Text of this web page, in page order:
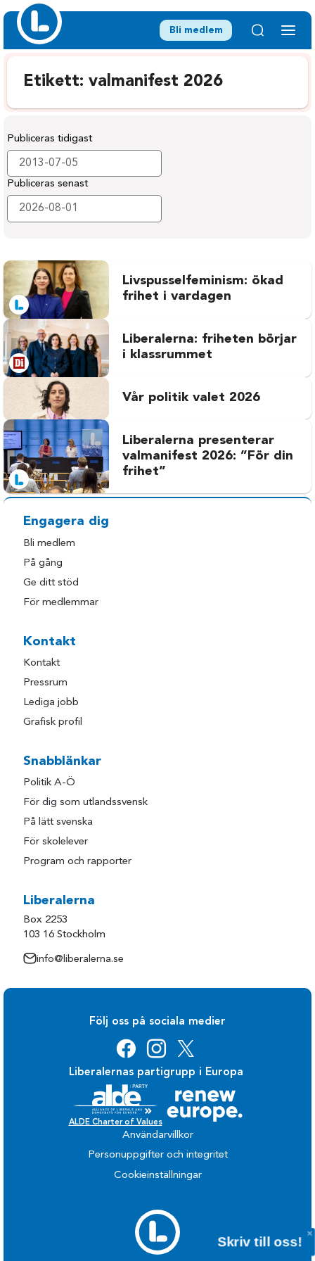
Bli medlem
Etikett:valmanifest 2026
Publiceras tidigast
Publiceras senast
Livspusselfeminism: ökad
frihet i vardagen
Liberalerna: friheten börjar
i klassrummet
Vår politik valet 2026
Liberalerna presenterar
valmanifest 2026: ”För din
frihet”
Engagera dig
Bli medlem
På gång
Ge ditt stöd
För medlemmar
Kontakt
Kontakt
Pressrum
Lediga jobb
Grafisk profil
Snabblänkar
Politik A-Ö
För dig som utlandssvensk
På lätt svenska
För skolelever
Program och rapporter
Liberalerna
Box 2253
103 16 Stockholm
info@liberalerna.se
Följ oss på sociala medier
Liberalernas partigrupp i Europa
ALDE Charter of Values
Användarvillkor
Personuppgifter och integritet
Cookieinställningar
Skriv till oss!